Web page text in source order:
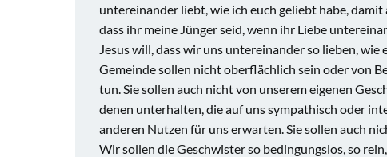
untereinander liebt, wie ich euch geliebt habe,
dass ihr meine Jünger seid, wenn ihr Liebe
Jesus will, dass wir uns untereinander so lieben,
Gemeinde sollen nicht oberflächlich sein oder von
tun. Sie sollen auch nicht von unserem eigenen
denen unterhalten, die auf uns sympathisch oder
anderen Nutzen für uns erwarten. Sie sollen auch
Wir sollen die Geschwister so bedingungslos, so